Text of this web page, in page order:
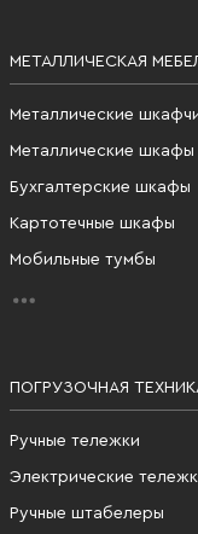
МЕТАЛЛИЧЕСКАЯ
Металлические
Металлические
Бухгалтерские шкафы
Картотечные шкафы
Мобильные тумбы
ПОГРУЗОЧНАЯ
Ручные тележки
Электрические
Ручные штабелеры